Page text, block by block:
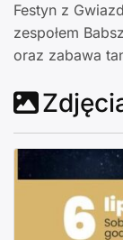
Festyn z
zespołem
oraz zabawa